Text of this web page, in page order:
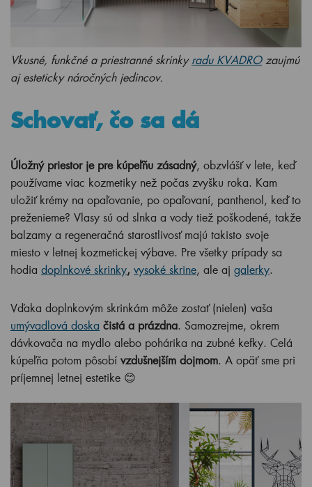
Vkusné, funkčné a priestranné skrinkyradu KVADROzaujmú
aj esteticky náročných jedincov.
Schovať, čo sa dá
Úložný priestor je pre kúpeľňu zásadný, obzvlášť v lete, keď
používame viac kozmetiky než počas zvyšku roka. Kam
uložiť krémy na opaľovanie, po opaľovaní, panthenol, keď to
preženieme? Vlasy sú od slnka a vody tiež poškodené, takže
balzamy a regeneračná starostlivosť majú takisto svoje
miesto v letnej kozmetickej výbave. Pre všetky prípady sa
hodia doplnkové skrinky, vysoké skrine, ale aj galerky.
Vďaka doplnkovým skrinkám môže zostať (nielen) vaša
umývadlová doska čistá a prázdna. Samozrejme, okrem
dávkovača na mydlo alebo pohárika na zubné kefky. Celá
kúpeľňa potom pôsobí vzdušnejším dojmom. A opäť sme pri
príjemnej letnej estetike 😊